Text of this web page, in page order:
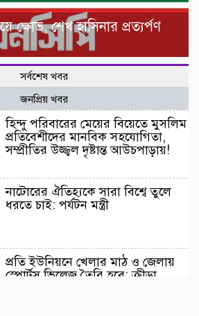
ক্ষোভ, শেখ হাসিনার প্রত্যর্পণ
সর্বশেষ খবর
জনপ্রিয় খবর
হিন্দু পরিবারের মেয়ের বিয়েতে মুসলিম
প্রতিবেশীদের মানবিক সহযোগিতা,
সম্প্রীতির উজ্জ্বল দৃষ্টান্ত আউচপাড়ায়!
নাটোরের ঐতিহ্যকে সারা বিশ্বে তুলে
ধরতে চাই: পর্যটন মন্ত্রী
প্রতি ইউনিয়নে খেলার মাঠ ও জেলায়
স্পোর্টস ভিলেজ তৈরি হবে: ক্রীড়া